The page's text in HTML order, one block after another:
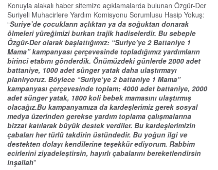
Konuyla alakalı haber sitemize açıklamalarda bulunan Özgür-Der
Suriyeli Muhacirlere Yardım Komisyonu Sorumlusu Hasip Yokuş:
“Suriye’de çocukların açlıktan ya da soğuktan donarak
ölmeleri yüreğimizi burkan trajik hadiselerdir. Bu sebeple
Özgür-Der olarak başlattığımız: “Suriye’ye 2 Battaniye 1
Mama” kampanyası çerçevesinde topladığımız yardımların
birinci etabını gönderdik. Önümüzdeki günlerde 2000 adet
battaniye, 1000 adet sünger yatak daha ulaştırmayı
planlıyoruz. Böylece “Suriye’ye 2 battaniye 1 Mama”
kampanyası çerçevesinde toplam; 4000 adet battaniye, 2000
adet sünger yatak, 1800 koli bebek mamasını ulaştırmış
olacağız.Bu kampanyamıza da kardeşlerimiz gerek sosyal
medya üzerinden gerekse yardım toplama çalışmalarına
bizzat katılarak büyük destek verdiler. Bu kardeşlerimizin
çabaları her türlü takdirin üstündedir. Bu yoğun ilgi ve
destekten dolayı kendilerine teşekkür ediyorum. Rabbim
ecirlerini ziyadeleştirsin, hayırlı çabalarını bereketlendirsin
inşallah”